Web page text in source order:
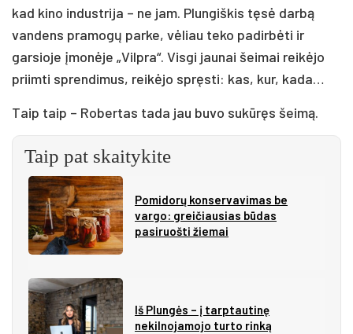
kad kino industrija – ne jam. Plungiškis tęsė darbą
vandens pramogų parke, vėliau teko padirbėti ir
garsioje įmonėje „Vilpra“. Visgi jaunai šeimai reikėjo
priimti sprendimus, reikėjo spręsti: kas, kur, kada…
Taip taip – Robertas tada jau buvo sukūręs šeimą.
Taip pat skaitykite
Pomidorų konservavimas be
vargo: greičiausias būdas
pasiruošti žiemai
Iš Plungės – į tarptautinę
nekilnojamojo turto rinką